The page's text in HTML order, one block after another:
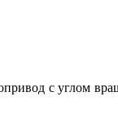
с углом